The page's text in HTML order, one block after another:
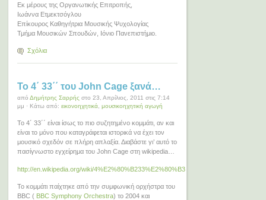
Εκ μέρους της Οργανωτικής Επιτροπής,
Ιωάννα Ετμεκτσόγλου
Επίκουρος Καθηγήτρια Μουσικής Ψυχολογίας
Τμήμα Μουσικών Σπουδών, Ιόνιο Πανεπιστήμιο.
Σχόλια
Το 4΄ 33΄΄ του John Cage ξανά…
από Δημήτρης Σαρρής στο 23, Απρίλιος, 2011 στις 7:14
μμ · Κάτω από: εικονοηχητικά, μουσικοηχητική αγωγή
Το 4΄ 33΄΄ είναι ίσως το πιο συζητημένο κομμάτι, αν και
είναι το μόνο που καταγράφεται ιστορικά να έχει τον
μουσικό σχεδόν σε πλήρη απλαξία. Διαβάστε γι’ αυτό το
πασίγνωστο εγχείρημα του John Cage στη wikipedia…
http://en.wikipedia.org/wiki/4%E2%80%B233%E2%80%B3
Το κομμάτι παίχτηκε από την συμφωνική ορχήστρα του
BBC ( BBC Symphony Orchestra) το 2004 και